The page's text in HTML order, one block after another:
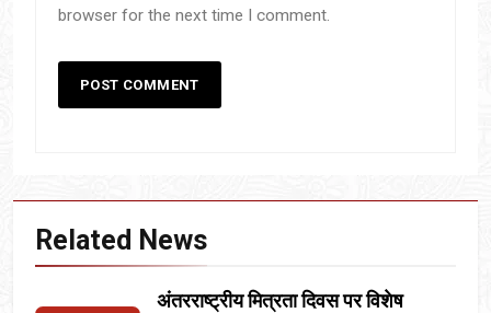
browser for the next time I comment.
Related News
अंतरराष्ट्रीय मित्रता दिवस पर विशेष